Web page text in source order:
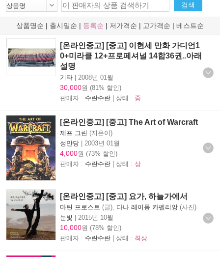
검색
상품명순 | 출시일순 | 등록순 | 저가격순 | 고가격순 | 베스트순
[온라인중고] [중고] 이현세 만화 가디언1
0+미라클 12+프로페셔널 14합36권..아래
설명
기타 | 2008년 01월
30,000원 (81% 할인)
판매자 : 수란수란 | 상태 : 중
[온라인중고] [중고] The Art of Warcraft
제프 그린 (지은이)
성안당 | 2003년 01월
4,000원 (73% 할인)
판매자 : 수란수란 | 상태 : 상
[온라인중고] [중고] 요가, 하늘가에서
마틴 프로스트 (글), 다나 레이몽 카펠리앙 (사진)
눈빛 | 2015년 10월
10,000원 (78% 할인)
판매자 : 수란수란 | 상태 : 최상